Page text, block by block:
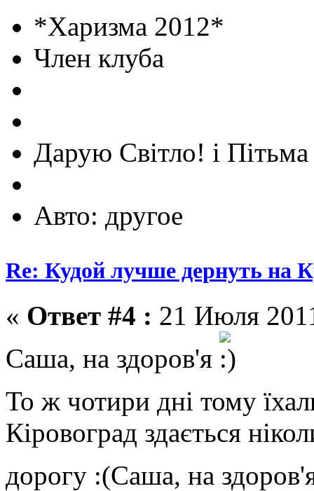
*Харизма 2012*
Член клуба
Дарую Світло! і
Авто: другое
Re: Кудой лучше дернуть на
« Ответ #4 : 21 Июля
Саша, на здоров'я
То ж чотири дні тому
Кіровоград здається
дорогу :(Саша, на